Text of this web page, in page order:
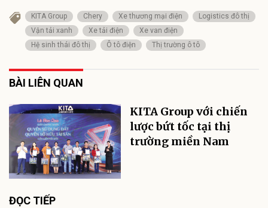
KITA Group Chery Xe thương mại điện
Logistics đô thị
Vận tải xanh
Xe tải điện
Xe van điện
Hệ sinh thái đô thị
Ô tô điện Thị trường ô tô
BÀI LIÊN QUAN
KITA Group với chiến
lược bứt tốc tại thị
trường miền Nam
ĐỌC TIẾP